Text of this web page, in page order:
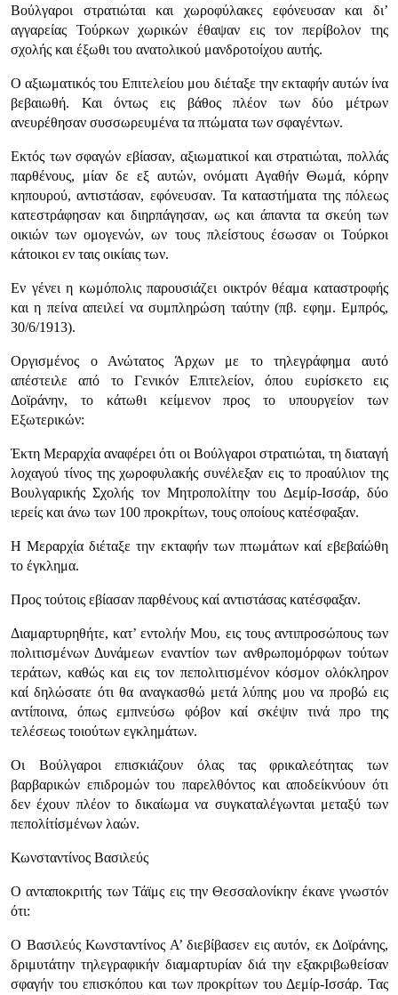
Βούλγαροι στρατιώται και χωροφύλακες εφόνευσαν και δι’
αγγαρείας Τούρκων χωρικών έθαψαν εις τον περίβολον της
σχολής και έξωθι του ανατολικού μανδροτοίχου αυτής.
Ο αξιωματικός του Επιτελείου μου διέταξε την εκταφήν αυτών ίνα
βεβαιωθή. Και όντως εις βάθος πλέον των δύο μέτρων
ανευρέθησαν συσσωρευμένα τα πτώματα των σφαγέντων.
Εκτός των σφαγών εβίασαν, αξιωματικοί και στρατιώται, πολλάς
παρθένους, μίαν δε εξ αυτών, ονόματι Αγαθήν Θωμά, κόρην
κηπουρού, αντιστάσαν, εφόνευσαν. Τα καταστήματα της πόλεως
κατεστράφησαν και διηρπάγησαν, ως και άπαντα τα σκεύη των
οικιών των ομογενών, ων τους πλείστους έσω­σαν οι Τούρκοι
κάτοικοι εν ταις οικίαις των.
Εν γένει η κωμόπολις παρουσιάζει οικτρόν θέαμα καταστροφής
και η πεί­να απειλεί να συμπληρώση ταύτην (πβ. εφημ. Εμπρός,
30/6/1913).
Οργισμένος ο Ανώτατος Άρχων με το τηλεγράφημα αυτό
απέστειλε από το Γενικόν Επιτελείον, όπου ευρίσκετο εις
Δοϊράνην, το κάτωθι κείμενον προς το υπουργείον των
Εξωτερικών:
Έκτη Μεραρχία αναφέρει ότι οι Βούλγαροι στρατιώται, τη διαταγή
λοχαγού τίνος της χωροφυλακής συνέλεξαν εις το προαύλιον της
Βουλγαρικής Σχολής τον Μητροπολίτην του Δεμίρ-Ισσάρ, δύο
ιερείς και άνω των 100 προ­κρίτων, τους οποίους κατέσφαξαν.
Η Μεραρχία διέταξε την εκταφήν των πτωμάτων καί εβεβαίώθη
το έγκλημα.
Προς τούτοις εβίασαν παρθένους καί αντιστάσας κατέσφαξαν.
Διαμαρτυρηθήτε, κατ’ εντολήν Μου, εις τους αντιπροσώπους των
πολιτι­σμένων Δυνάμεων εναντίον των ανθρωπομόρφων τούτων
τεράτων, καθώς και εις τον πεπολιτισμένον κόσμον ολόκληρον
καί δηλώσατε ότι θα αναγκασθώ μετά λύπης μου να προβώ εις
αντίποινα, όπως εμπνεύσω φόβον καί σκέψιν τινά προ της
τελέσεως τοιούτων εγκλημάτων.
Οι Βούλγαροι επισκιάζουν όλας τας φρικαλεότητας των
βαρβαρικών επιδρομών του παρελθόντος και αποδείκνύουν ότι
δεν έχουν πλέον το δικαίωμα να συγκαταλέγωνται μεταξύ των
πεπολίτίσμένων λαών.
Κωνσταντίνος Βασιλεύς
Ο ανταποκριτής των Τάϊμς εις την Θεσσαλονίκην έκανε γνωστόν
ότι:
Ο Βασιλεύς Κωνσταντίνος Α’ διεβίβασεν εις αυτόν, εκ Δοϊράνης,
δριμυτάτην τηλεγραφικήν διαμαρτυρίαν διά την εξακριβωθείσαν
σφαγήν του επι­σκόπου και των προκρίτων του Δεμίρ-Ισσάρ. Τας